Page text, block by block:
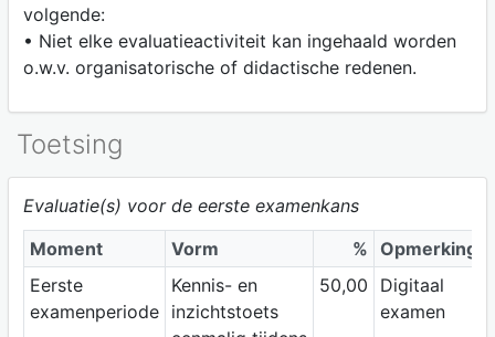
volgende:
• Niet elke evaluatieactiviteit kan ingehaald worden
o.w.v. organisatorische of didactische redenen.
Toetsing
Evaluatie(s) voor de eerste examenkans
Moment
Vorm % Opmerking
Eerste
examenperiode
Kennis- en
inzichtstoets
50,00
Digitaal
examen